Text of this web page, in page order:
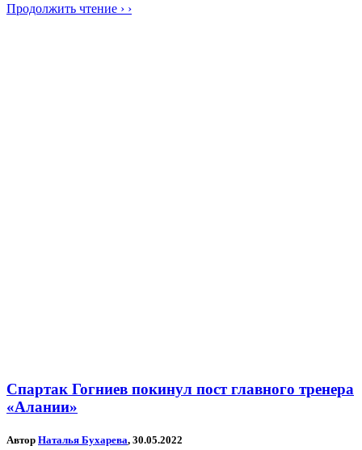
Продолжить чтение › ›
Спартак Гогниев покинул пост главного тренера
«Алании»
Автор Наталья Бухарева, 30.05.2022